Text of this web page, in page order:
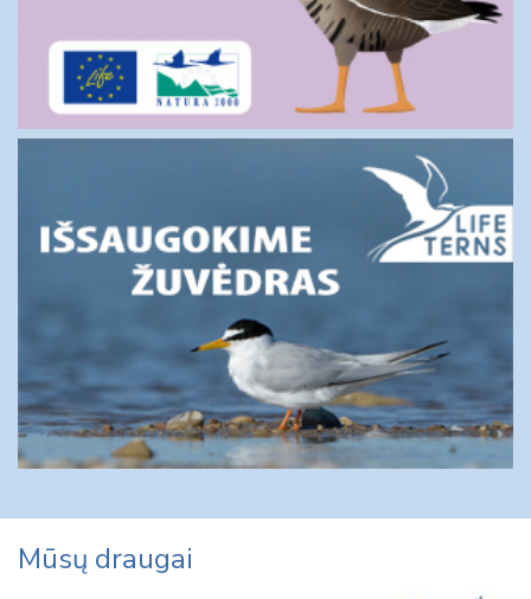
Mūsų draugai